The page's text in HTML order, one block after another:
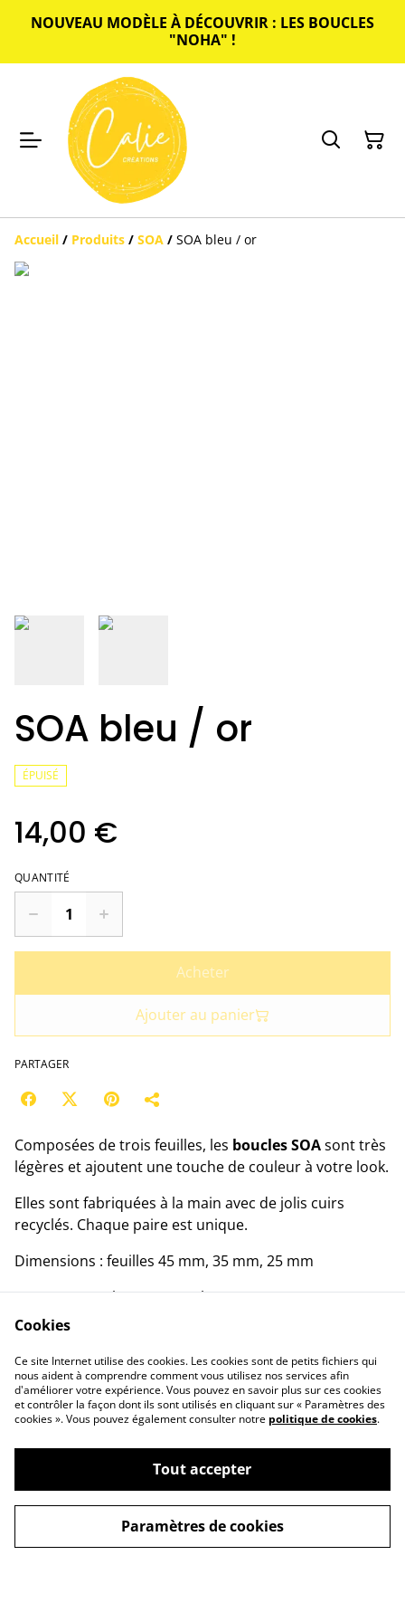
NOUVEAU MODÈLE À DÉCOUVRIR : LES BOUCLES
"NOHA" !
Accueil / Produits / SOA / SOA bleu / or
SOA bleu / or
ÉPUISÉ
14,00 €
QUANTITÉ
Acheter
Ajouter au panier
PARTAGER
Composées de trois feuilles, les boucles SOAsont très
légères et ajoutent une touche de couleur à votre look.
Elles sont fabriquées à la main avec de jolis cuirs
recyclés. Chaque paire est unique.
Dimensions : feuilles 45 mm, 35 mm, 25 mm
Longueur totale (avec attaches) : 65 mm
Composition : crochets en acier inoxydable, feuilles en
cuir
Contactez-nous
Conditions
Politique de
confidentialité
Politique de cookies
Cookies
Ce site Internet utilise des cookies. Les cookies sont de petits fichiers qui
nous aident à comprendre comment vous utilisez nos services afin
d'améliorer votre expérience. Vous pouvez en savoir plus sur ces cookies
et contrôler la façon dont ils sont utilisés en cliquant sur « Paramètres des
cookies ». Vous pouvez également consulter notre politique de cookies.
Tout accepter
Paramètres de cookies